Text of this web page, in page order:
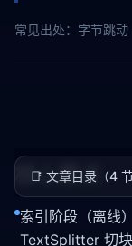
常见出处： 字节跳动
📑 文章目录（4 节
核心要点
索引阶段（离线
TextSplitter 切